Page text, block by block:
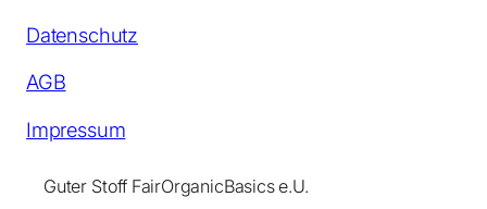
Datenschutz
AGB
Impressum
Guter Stoff FairOrganicBasics e.U.